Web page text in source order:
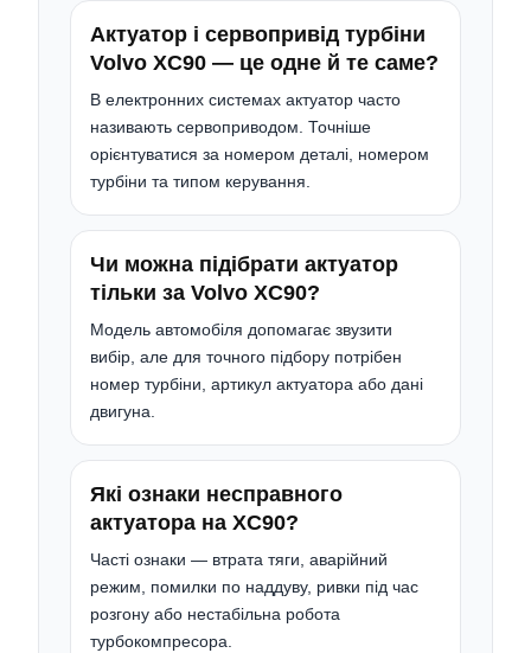
Актуатор і сервопривід турбіни
Volvo XC90 — це одне й те саме?
В електронних системах актуатор часто
називають сервоприводом. Точніше
орієнтуватися за номером деталі, номером
турбіни та типом керування.
Чи можна підібрати актуатор
тільки за Volvo XC90?
Модель автомобіля допомагає звузити
вибір, але для точного підбору потрібен
номер турбіни, артикул актуатора або дані
двигуна.
Які ознаки несправного
актуатора на XC90?
Часті ознаки — втрата тяги, аварійний
режим, помилки по наддуву, ривки під час
розгону або нестабільна робота
турбокомпресора.